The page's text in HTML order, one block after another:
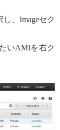
、Imageセク
いAMIを右ク